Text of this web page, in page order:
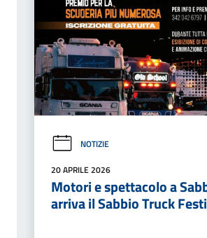
NOTIZIE
20 APRILE 2026
Motori e spettacolo a
arriva il Sabbio Truck